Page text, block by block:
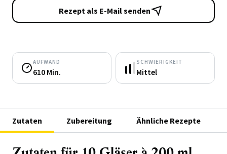
Rezept als E-Mail senden
AUFWAND
610 Min.
SCHWIERIGKEIT
Mittel
Zutaten Zubereitung Ähnliche Rezepte